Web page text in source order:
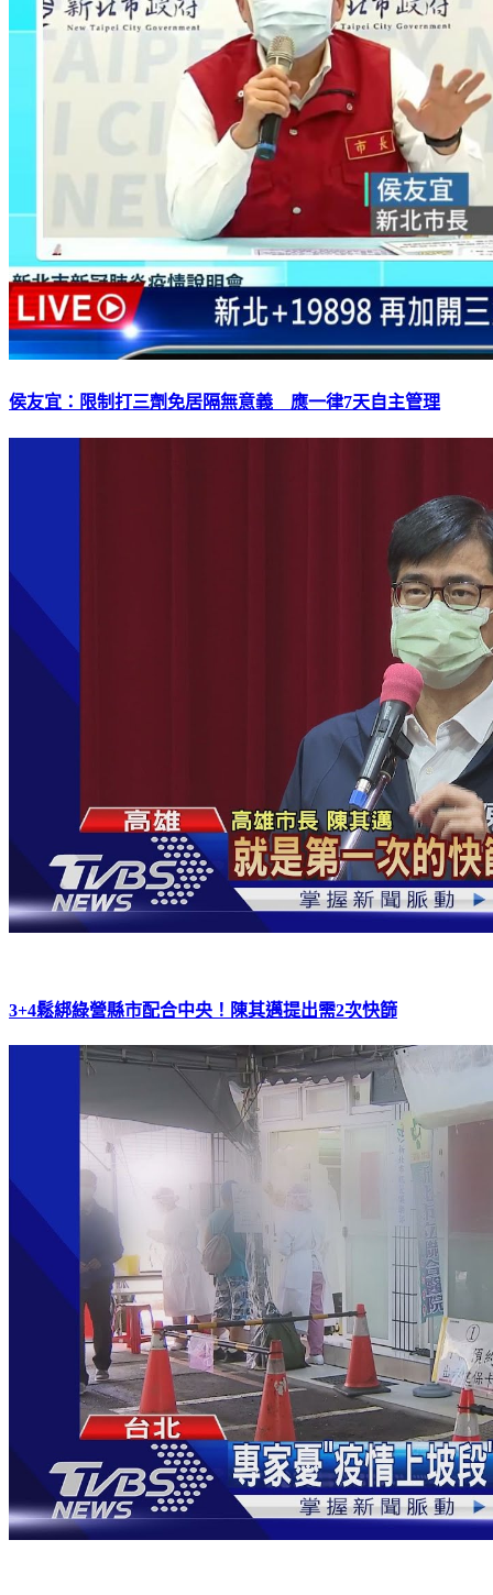
侯友宜：限制打三劑免居隔無意義 應一律7天自主管理
3+4鬆綁綠營縣市配合中央！陳其邁提出需2次快篩